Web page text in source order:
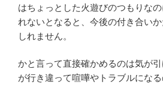
はちょっとした火遊びのつもりな
れないとなると、今後の付き合い
しれません。
かと言って直接確かめるのは気が
が行き違って喧嘩やトラブルになる